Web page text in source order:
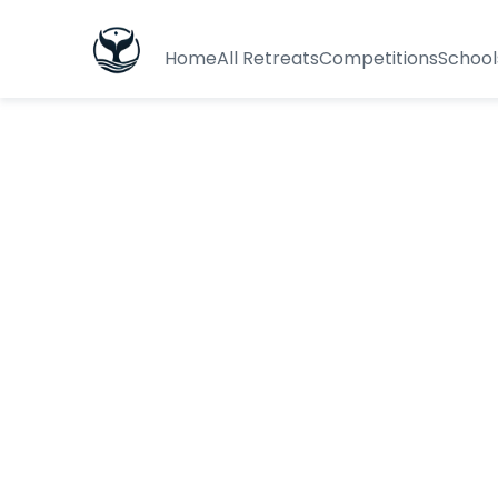
HomeAll RetreatsCompetitions